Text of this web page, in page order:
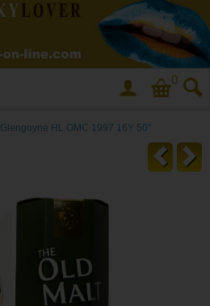
0
Glengoyne HL OMC 1997 16Y 50°